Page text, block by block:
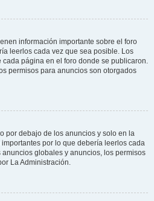
información importante sobre el foro
leerlos cada vez que sea posible. Los
página en el foro donde se publicaron.
permisos para anuncios son otorgados
por debajo de los anuncios y solo en la
por lo que debería leerlos cada
globales y anuncios, los permisos
La Administración.